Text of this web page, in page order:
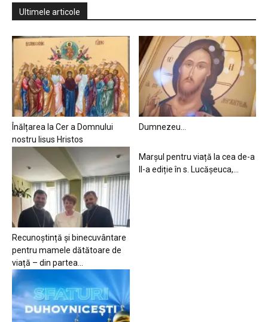
Ultimele articole
Înălțarea la Cer a Domnului
nostru Iisus Hristos
Dumnezeu…
Recunoștință și binecuvântare
pentru mamele dătătoare de
viață – din partea...
Marșul pentru viață la cea de-a
II-a ediție în s. Lucășeuca,...